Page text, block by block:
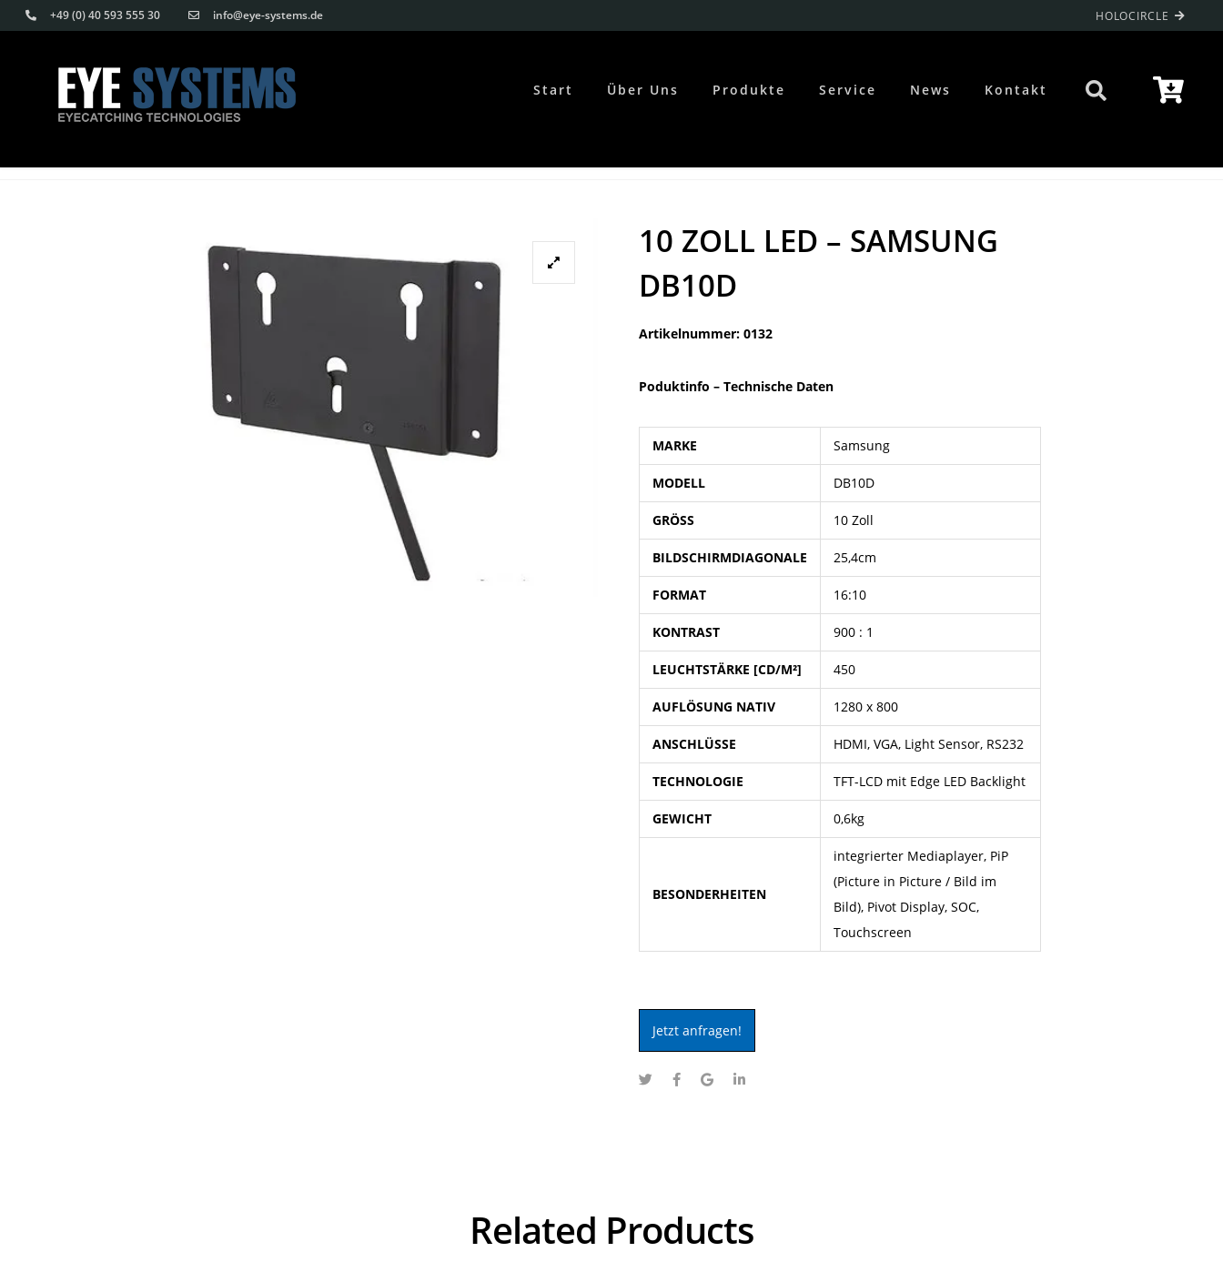
Skip
links
+49 (0) 40 593 555 30 info@eye-systems.de HOLOCIRCLE
Start Über Uns Produkte Service News Kontakt
10 ZOLL LED – SAMSUNG
DB10D
Artikelnummer: 0132
Poduktinfo – Technische Daten
MARKE Samsung
MODELL DB10D
GRÖSS 10 Zoll
BILDSCHIRMDIAGONALE 25,4cm
FORMAT 16:10
KONTRAST 900 : 1
LEUCHTSTÄRKE [CD/M²] 450
AUFLÖSUNG NATIV 1280 x 800
ANSCHLÜSSE HDMI, VGA, Light Sensor, RS232
TECHNOLOGIE TFT-LCD mit Edge LED Backlight
GEWICHT 0,6kg
BESONDERHEITEN
integrierter Mediaplayer, PiP
(Picture in Picture / Bild im
Bild), Pivot Display, SOC,
Touchscreen
Jetzt anfragen!
Related Products